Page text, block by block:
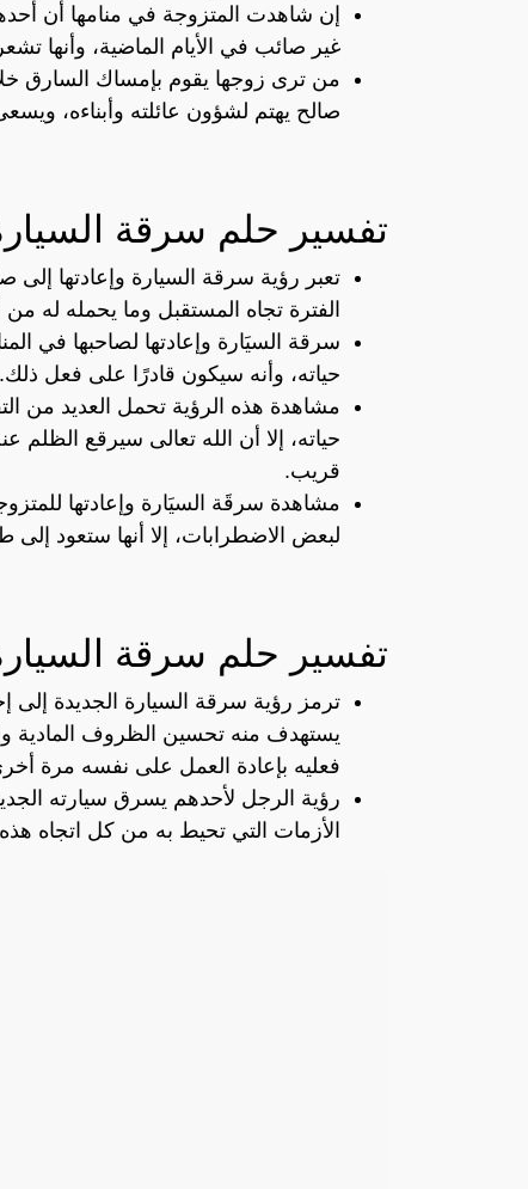
إن شاهدت المتزوجة في منامها أن
غير صائب في الأيام الماضية، وأنها
من ترى زوجها يقوم بإمساك السارق
صالح يهتم لشؤون عائلته وأبناءه،
تفسير حلم سرقة السيارة
تعبر رؤية سرقة السيارة وإعادتها إلى
الفترة تجاه المستقبل وما يحمله له
سرقة السيَارة وإعادتها لصاحبها في
حياته، وأنه سيكون قادرًا على فعل ذلك.
مشاهدة هذه الرؤية تحمل العديد من
حياته، إلا أن الله تعالى سيرقع الظلم
قريب.
مشاهدة سرقَة السيَارة وإعادتها
لبعض الاضطرابات، إلا أنها ستعود إلى
تفسير حلم سرقة
ترمز رؤية سرقة السيارة الجديدة إلى
يستهدف منه تحسين الظروف المادية
فعليه بإعادة العمل على نفسه مرة
رؤية الرجل لأحدهم يسرق سيارته
الأزمات التي تحيط به من كل اتجاه هذه